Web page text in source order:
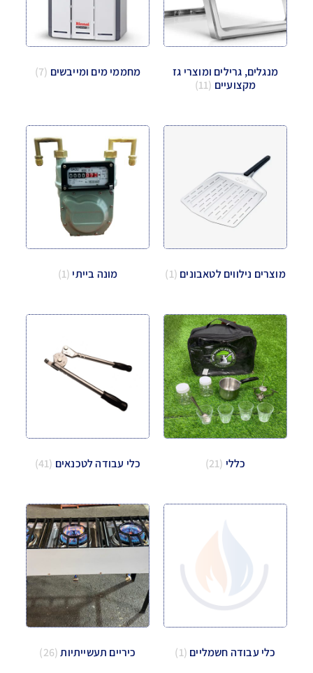
מנגלים, גרילים ומוצרי גז
מקצועיים (11)
מחממי מים ומייבשים (7)
מוצרים נילווים לטאבונים (1) מונה בייתי (1)
כללי (21) כלי עבודה לטכנאים (41)
כלי עבודה חשמליים (1) כיריים תעשייתיות(26)